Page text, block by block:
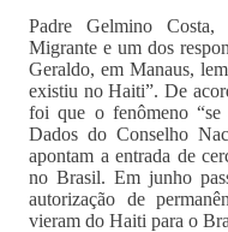
Padre Gelmino
Migrante e um dos
Geraldo, em Manaus,
existiu no Haiti”. De
foi que o fenômeno “se
Dados do Conselho
apontam a entrada de
no Brasil. Em junho
autorização de
vieram do Haiti para o